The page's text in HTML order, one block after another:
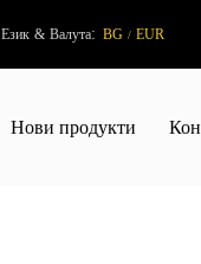
Език & Валута: BG / EUR
Нови продукти